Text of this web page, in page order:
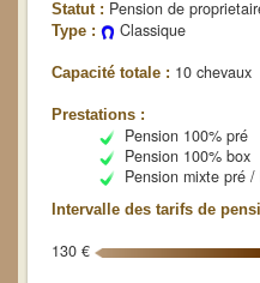
Statut : Pension de
Type : Classique
Capacité totale : 10 chevaux
Prestations :
Pension 100% pré
Pension 100% box
Pension mixte pré /
Intervalle des tarifs de
130 €